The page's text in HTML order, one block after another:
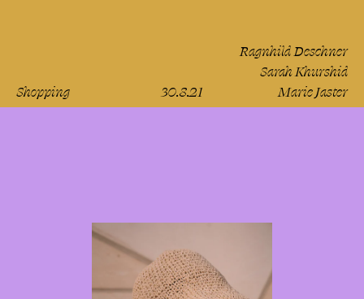
Shopping 30.8.21
Ragnhild Deschner
Sarah Khurshid
Marie Jaster